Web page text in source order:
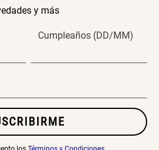
y más
Cumpleaños (DD/MM)